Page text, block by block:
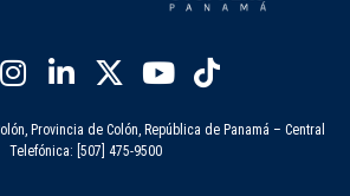
Provincia de Colón, República de Panamá – Central
Telefónica: [507] 475-9500